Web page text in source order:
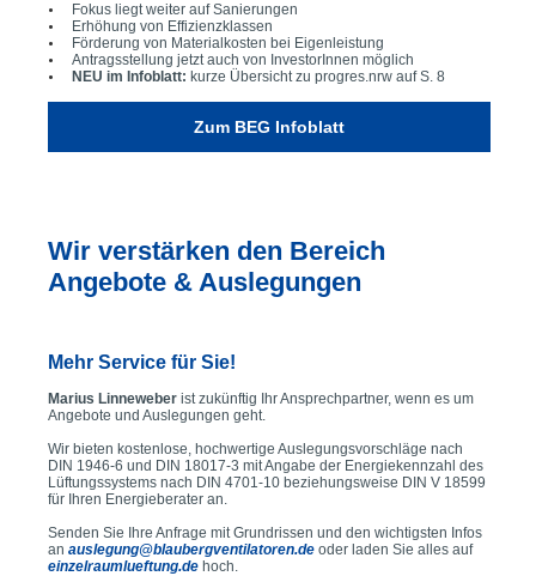
Fokus liegt weiter auf Sanierungen
Erhöhung von Effizienzklassen
Förderung von Materialkosten bei Eigenleistung
Antragsstellung jetzt auch von InvestorInnen möglich
NEU im Infoblatt: kurze Übersicht zu progres.nrw auf S. 8
Zum BEG Infoblatt
Wir verstärken den Bereich
Angebote & Auslegungen
Mehr Service für Sie!
Marius Linneweber ist zukünftig Ihr Ansprechpartner, wenn es um
Angebote und Auslegungen geht.
Wir bieten kostenlose, hochwertige Auslegungsvorschläge nach
DIN 1946-6 und DIN 18017-3 mit Angabe der Energiekennzahl des
Lüftungssystems nach DIN 4701-10 beziehungsweise DIN V 18599
für Ihren Energieberater an.
Senden Sie Ihre Anfrage mit Grundrissen und den wichtigsten Infos
an auslegung@blaubergventilatoren.de oder laden Sie alles auf
einzelraumlueftung.de hoch.